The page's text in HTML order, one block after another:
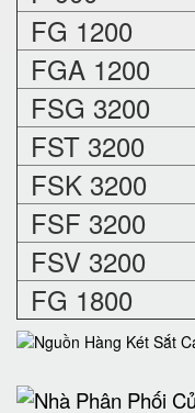
FG 1200
FGA 1200
FSG 3200
FST 3200
FSK 3200
FSF 3200
FSV 3200
FG 1800